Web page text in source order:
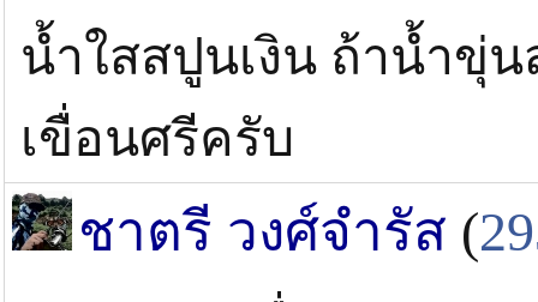
น้ำใสสปูนเงิน ถ้าน้ำขุ่
เขื่อนศรีครับ
ชาตรี วงศ์จำรัส (